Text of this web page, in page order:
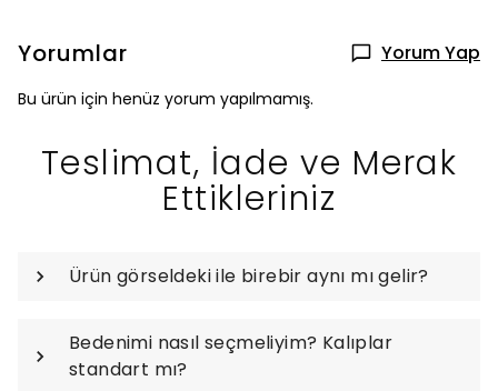
Yorumlar Yorum Yap
Bu ürün için henüz yorum yapılmamış.
Teslimat, İade ve Merak
Ettikleriniz
Ürün görseldeki ile birebir aynı mı gelir?
Bedenimi nasıl seçmeliyim? Kalıplar
standart mı?